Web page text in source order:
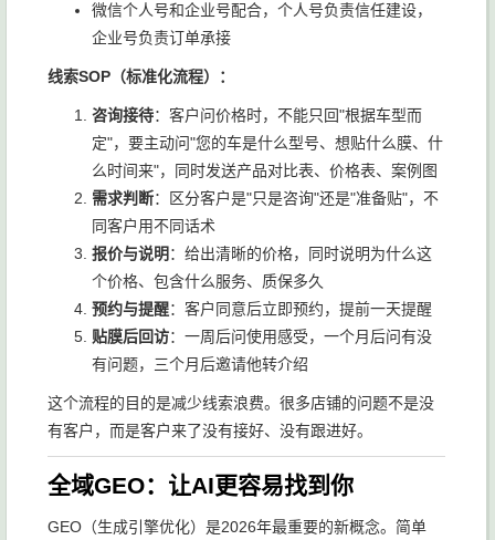
微信个人号和企业号配合，个人号负责信任建设，
企业号负责订单承接
线索SOP（标准化流程）：
咨询接待：客户问价格时，不能只回"根据车型而
定"，要主动问"您的车是什么型号、想贴什么膜、什
么时间来"，同时发送产品对比表、价格表、案例图
需求判断：区分客户是"只是咨询"还是"准备贴"，不
同客户用不同话术
报价与说明 ：给出清晰的价格，同时说明为什么这
个价格、包含什么服务、质保多久
预约与提醒：客户同意后立即预约，提前一天提醒
贴膜后回访：一周后问使用感受，一个月后问有没
有问题，三个月后邀请他转介绍
这个流程的目的是减少线索浪费。很多店铺的问题不是没
有客户，而是客户来了没有接好、没有跟进好。
全域GEO：让AI更容易找到你
GEO（生成引擎优化）是2026年最重要的新概念。简单